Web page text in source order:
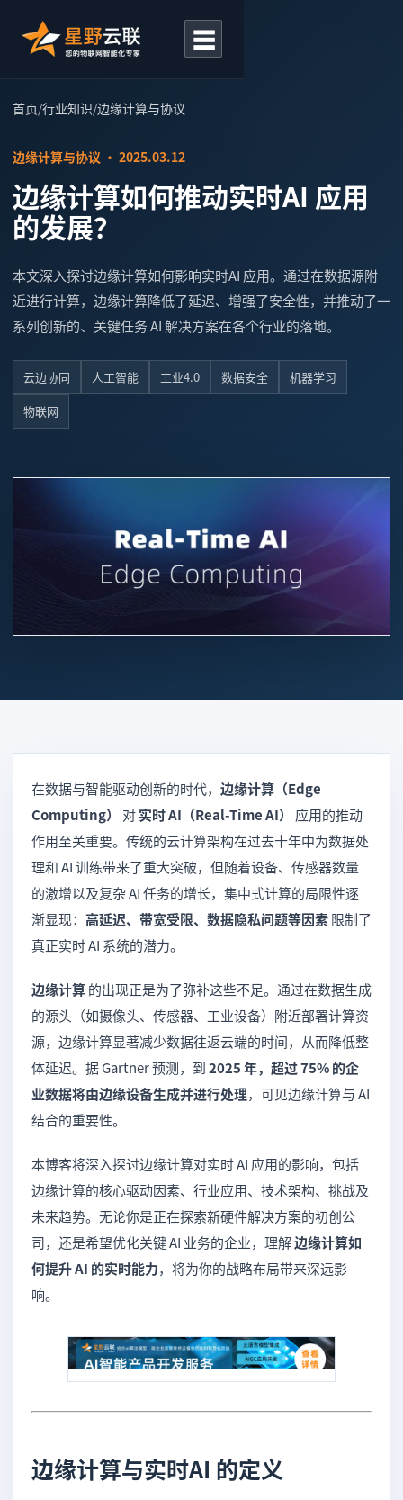
☰
首页/行业知识/边缘计算与协议
边缘计算与协议 · 2025.03.12
边缘计算如何推动实时AI 应用
的发展？
本文深入探讨边缘计算如何影响实时AI 应用。通过在数据源附
近进行计算，边缘计算降低了延迟、增强了安全性，并推动了一
系列创新的、关键任务 AI 解决方案在各个行业的落地。
云边协同 人工智能 工业4.0 数据安全
机器学习
物联网
在数据与智能驱动创新的时代， 边缘计算（Edge
Computing）
对实时 AI（Real-Time AI）
应用的推动
作用至关重要。传统的云计算架构在过去十年中为数据处
理和 AI 训练带来了重大突破，但随着设备、传感器数量
的激增以及复杂 AI 任务的增长，集中式计算的局限性逐
渐显现： 高延迟、带宽受限、数据隐私问题等因素限制了
真正实时 AI 系统的潜力。
边缘计算的出现正是为了弥补这些不足。通过在数据生成
的源头（如摄像头、传感器、工业设备）附近部署计算资
源，边缘计算显著减少数据往返云端的时间，从而降低整
体延迟。据 Gartner 预测，到2025 年，超过 75% 的企
业数据将由边缘设备生成并进行处理，可见边缘计算与 AI
结合的重要性。
本博客将深入探讨边缘计算对实时 AI 应用的影响，包括
边缘计算的核心驱动因素、行业应用、技术架构、挑战及
未来趋势。无论你是正在探索新硬件解决方案的初创公
司，还是希望优化关键 AI 业务的企业，理解边缘计算如
何提升 AI 的实时能力，将为你的战略布局带来深远影
响。
边缘计算与实时AI 的定义